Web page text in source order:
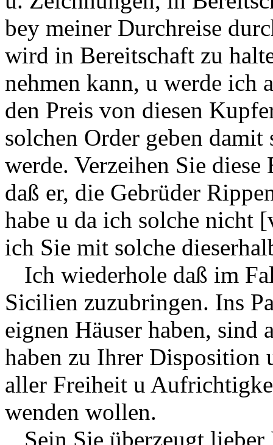
bey meiner Durchreise
wird in Bereitschaft zu
nehmen kann, u werde ich
den Preis von diesen
solchen Order geben
werde. Verzeihen Sie
daß er, die Gebrüder
habe u da ich solche nicht
ich Sie mit solche
Ich wiederhole daß im
Sicilien zuzubringen. Ins
eignen Häuser haben,
haben zu Ihrer Disposition
aller Freiheit u
wenden wollen.
Sein Sie überzeugt